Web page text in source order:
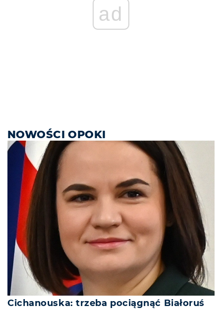
ad
NOWOŚCI OPOKI
Cichanouska: trzeba pociągnąć Białoruś